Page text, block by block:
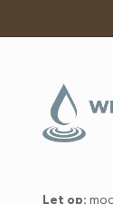
Let op: